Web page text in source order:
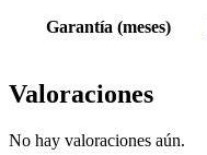
Garantía (meses)
Valoraciones
No hay valoraciones aún.